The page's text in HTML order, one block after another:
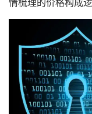
情梳理的价格构成